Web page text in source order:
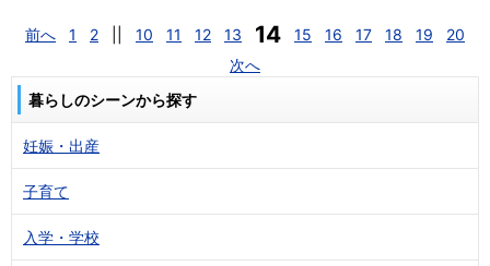
前へ 1 2 10 11 12 13 14 15 16 17 18 19
20
次へ
暮らしのシーンから探す
妊娠・出産
子育て
入学・学校